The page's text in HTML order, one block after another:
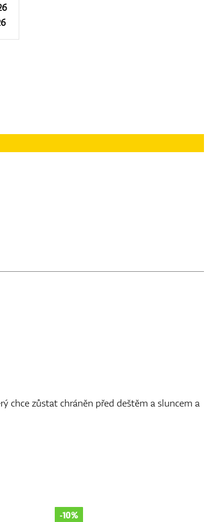
chce zůstat chráněn před deštěm a sluncem a
-10%